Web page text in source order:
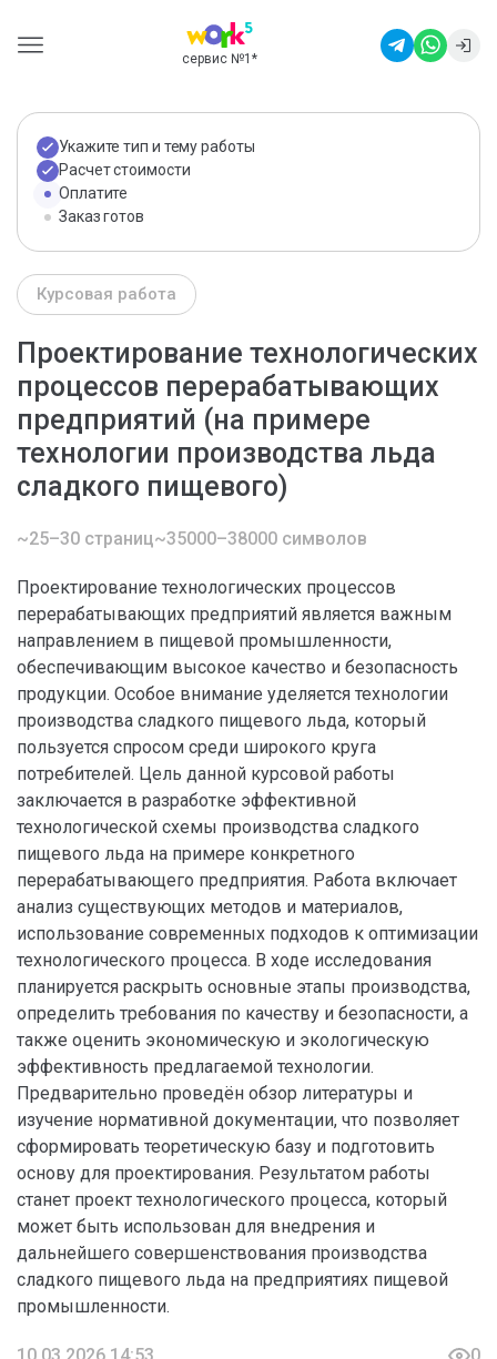
сервис №1 *
Укажите тип и тему работы
Расчет стоимости
Оплатите
Заказ готов
Курсовая работа
Проектирование технологических
процессов перерабатывающих
предприятий (на примере
технологии производства льда
сладкого пищевого)
~25–30 страниц~35000–38000 символов
Проектирование технологических процессов
перерабатывающих предприятий является важным
направлением в пищевой промышленности,
обеспечивающим высокое качество и безопасность
продукции. Особое внимание уделяется технологии
производства сладкого пищевого льда, который
пользуется спросом среди широкого круга
потребителей. Цель данной курсовой работы
заключается в разработке эффективной
технологической схемы производства сладкого
пищевого льда на примере конкретного
перерабатывающего предприятия. Работа включает
анализ существующих методов и материалов,
использование современных подходов к оптимизации
технологического процесса. В ходе исследования
планируется раскрыть основные этапы производства,
определить требования по качеству и безопасности, а
также оценить экономическую и экологическую
эффективность предлагаемой технологии.
Предварительно проведён обзор литературы и
изучение нормативной документации, что позволяет
сформировать теоретическую базу и подготовить
основу для проектирования. Результатом работы
станет проект технологического процесса, который
может быть использован для внедрения и
дальнейшего совершенствования производства
сладкого пищевого льда на предприятиях пищевой
промышленности.